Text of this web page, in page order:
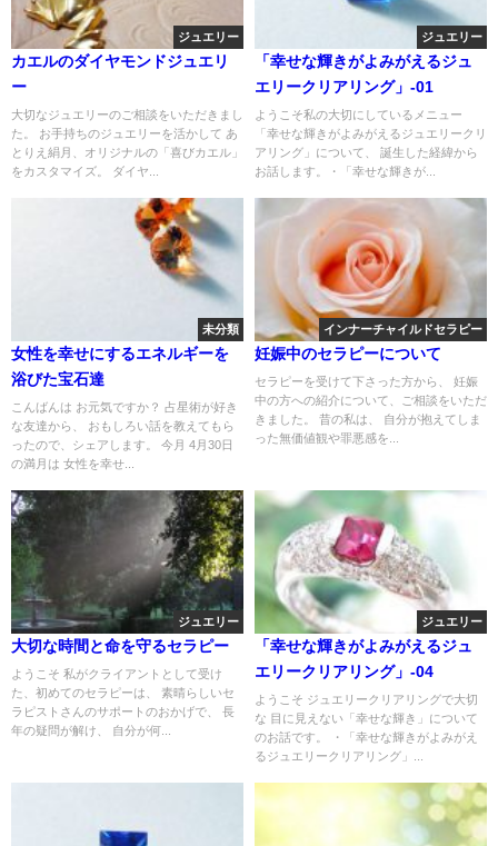
ジュエリー
カエルのダイヤモンドジュエリ
ー
大切なジュエリーのご相談をいただきまし
た。 お手持ちのジュエリーを活かして あ
とりえ絹月、オリジナルの「喜びカエル」
をカスタマイズ。 ダイヤ...
ジュエリー
「幸せな輝きがよみがえるジュ
エリークリアリング」-01
ようこそ私の大切にしているメニュー
「幸せな輝きがよみがえるジュエリークリ
アリング」について、 誕生した経緯から
お話します。・「幸せな輝きが...
未分類
女性を幸せにするエネルギーを
浴びた宝石達
こんばんは お元気ですか？ 占星術が好き
な友達から、 おもしろい話を教えてもら
ったので、シェアします。 今月 4月30日
の満月は 女性を幸せ...
インナーチャイルドセラピー
妊娠中のセラピーについて
セラピーを受けて下さった方から、 妊娠
中の方への紹介について、ご相談をいただ
きました。 昔の私は、 自分が抱えてしま
った無価値観や罪悪感を...
ジュエリー
大切な時間と命を守るセラピー
ようこそ 私がクライアントとして受け
た、初めてのセラピーは、 素晴らしいセ
ラピストさんのサポートのおかげで、 長
年の疑問が解け、 自分が何...
ジュエリー
「幸せな輝きがよみがえるジュ
エリークリアリング」-04
ようこそ ジュエリークリアリングで大切
な 目に見えない「幸せな輝き」について
のお話です。 ・「幸せな輝きがよみがえ
るジュエリークリアリング」...